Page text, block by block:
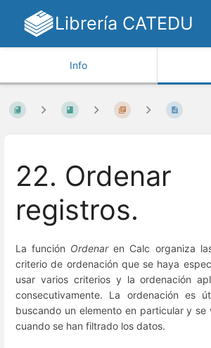
Librería CATEDU
Info
22. Ordenar
registros.
La función Ordenaren Calc organiza
criterio de ordenación que se haya
usar varios criterios y la ordenación
consecutivamente. La ordenación es
buscando un elemento en particular y se
cuando se han filtrado los datos.